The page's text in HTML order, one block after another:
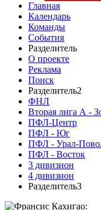
Главная
Календарь
Команды
События
Разделитель
О проекте
Реклама
Поиск
Разделитель2
ФНЛ
Вторая лига А -
ПФЛ-Центр
ПФЛ - Юг
ПФЛ - Урал-
ПФЛ - Восток
3 дивизион
4 дивизион
Разделитель3